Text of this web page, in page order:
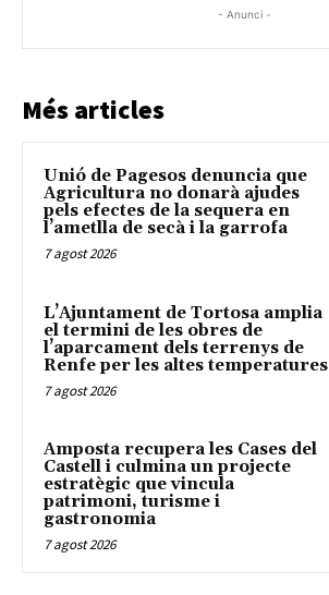
- Anunci -
Més articles
Unió de Pagesos denuncia que
Agricultura no donarà ajudes
pels efectes de la sequera en
l’ametlla de secà i la garrofa
7 agost 2026
L’Ajuntament de Tortosa amplia
el termini de les obres de
l’aparcament dels terrenys de
Renfe per les altes temperatures
7 agost 2026
Amposta recupera les Cases del
Castell i culmina un projecte
estratègic que vincula
patrimoni, turisme i
gastronomia
7 agost 2026